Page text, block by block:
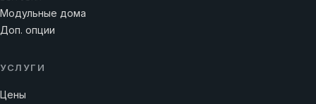
Модульные дома
Доп. опции
УСЛУГИ
Цены